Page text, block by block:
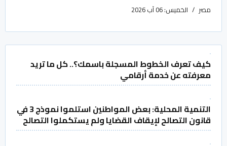
مصر الخميس: 06 آب 2026
كيف تعرف الخطوط المسجلة باسمك؟.. كل ما تريد
معرفته عن خدمة أرقامي
التنمية المحلية: بعض المواطنين استلموا نموذج 3 في
قانون التصالح لإيقاف القضايا ولم يستكملوا التصالح